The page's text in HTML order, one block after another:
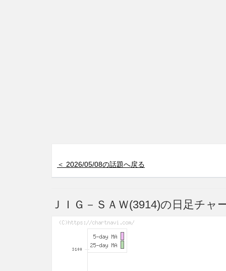
＜ 2026/05/08の話題へ戻る
ＪＩＧ－ＳＡＷ(3914)の日足チャ